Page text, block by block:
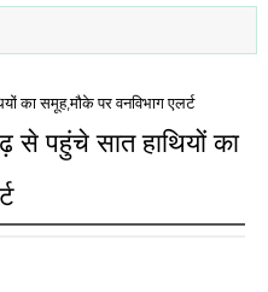
का समूह,मौके पर वनविभाग एलर्ट
से पहुंचे सात हाथियों का